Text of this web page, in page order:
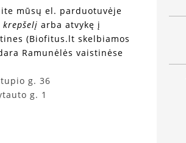
mūsų el. parduotuvėje
krepšelį arba atvykę į
(Biofitus.lt skelbiamos
Ramunėlės vaistinėse
g. 36
g. 1
g. 13
g. 4